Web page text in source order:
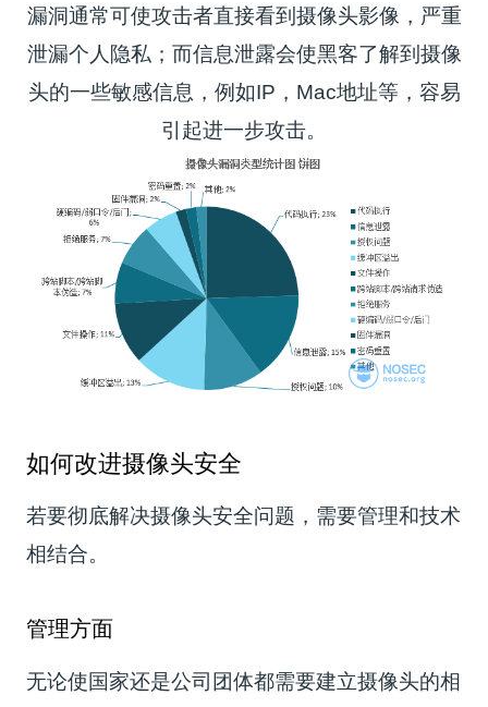
漏洞通常可使攻击者直接看到摄像头影像，严重
泄漏个人隐私；而信息泄露会使黑客了解到摄像
头的一些敏感信息，例如IP，Mac地址等，容易
引起进一步攻击。
如何改进摄像头安全
若要彻底解决摄像头安全问题，需要管理和技术
相结合。
管理方面
无论使国家还是公司团体都需要建立摄像头的相